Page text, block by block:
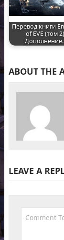
Перевод книги
of EVE (том
ABOUT THE
LEAVE A